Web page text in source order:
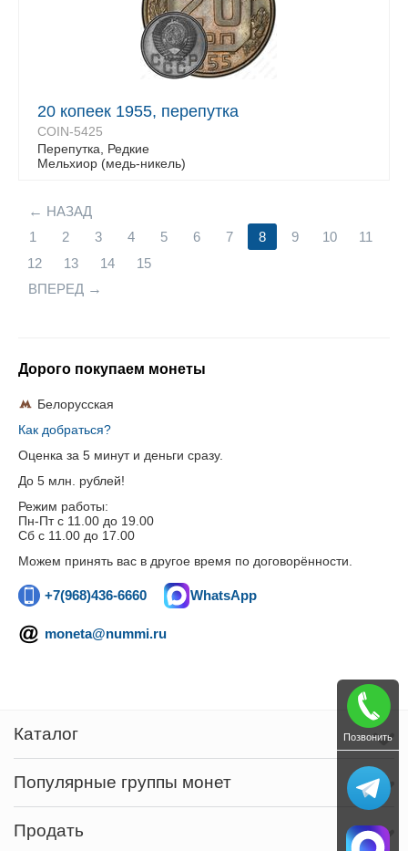
20 копеек 1955, перепутка
COIN-5425
Перепутка, Редкие
Мельхиор (медь-никель)
НАЗАД
1
2 3 4 5 6 7 8 9 10
11
12
13 14
15
ВПЕРЕД
Дорого покупаем монеты
Белорусская
Как добраться?
Оценка за 5 минут и деньги сразу.
До 5 млн. рублей!
Режим работы:
Пн-Пт c 11.00 до 19.00
Сб с 11.00 до 17.00
Можем принять вас в другое время по договорённости.
+7(968)436-6660 WhatsApp
moneta@nummi.ru
Каталог
Популярные группы монет
Продать
Позвонить